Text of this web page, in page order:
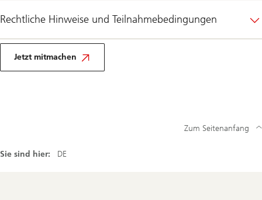
Rechtliche Hinweise und Teilnahmebedingungen
Jetzt mitmachen
Sie sind hier: DE
Zum Seitenanfang